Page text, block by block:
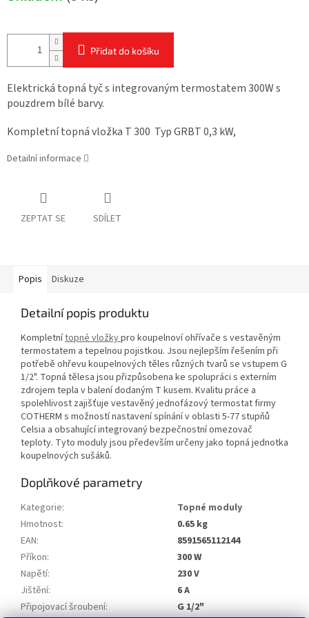
Přidat do košíku
Elektrická topná tyč s integrovaným termostatem 300W s
pouzdrem bílé barvy.
Kompletní topná vložka T 300 Typ GRBT 0,3 kW,
Detailní informace
ZEPTAT SE SDÍLET
Popis Diskuze
Detailní popis produktu
Kompletnítopné vložkypro koupelnoví ohřívače s vestavěným
termostatem a tepelnou pojistkou. Jsou nejlepším řešením při
potřebě ohřevu koupelnových těles různých tvarů se vstupem G
1/2". Topná tělesa jsou přizpůsobena ke spolupráci s externím
zdrojem tepla v balení dodaným T kusem. Kvalitu práce a
spolehlivost zajišťuje vestavěný jednofázový termostat firmy
COTHERM s možností nastavení spínání v oblasti 5-77 stupňů
Celsia a obsahující integrovaný bezpečnostní omezovač
teploty. Tyto moduly jsou především určeny jako topná jednotka
koupelnových sušáků.
Doplňkové parametry
Kategorie:
Topné moduly
Hmotnost:
0.65 kg
EAN:
8591565112144
Příkon:
300 W
Napětí:
230 V
Jištění:
6 A
Připojovací šroubení:
G 1/2"